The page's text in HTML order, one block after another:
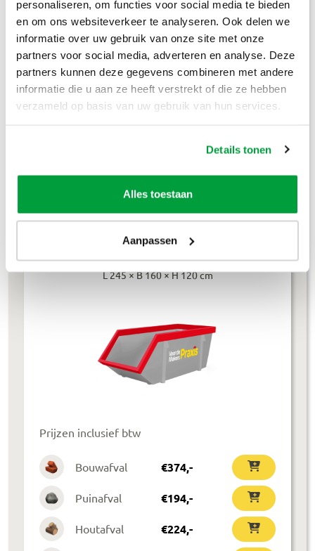
personaliseren, om functies voor social media te bieden
en om ons websiteverkeer te analyseren. Ook delen we
informatie over uw gebruik van onze site met onze
partners voor social media, adverteren en analyse. Deze
partners kunnen deze gegevens combineren met andere
informatie die u aan ze heeft verstrekt of die ze hebben
verzameld op basis van uw gebruik van hun services.
Details tonen
Alles toestaan
Aanpassen
Houtafval €199,-
Groenafval €194,-
Grofvuil €304,-
Dakafval €694,-
L 245 × B 160 × H 120 cm
Prijzen inclusief btw
Bouwafval €374,-
Puinafval €194,-
Houtafval €224,-